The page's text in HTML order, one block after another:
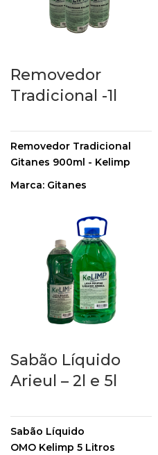
nas suas tarefas mais difíceis
por toda a casa.
dar brilho para suas louças e
utensílios de cozinha.
Removedor
Tradicional -1l
Removedor Tradicional
Gitanes 900ml - Kelimp
Marca: Gitanes
O Removedor Kelimp é para
limpeza em geral, ele atua
na remoção de manchas de
gorduras em roupas, pisos,
carpetes, tapetes, cortinas e
estofados.
limpeza que faltava na sua
casa!
Sabão Líquido
Arieul – 2l e 5l
Sabão Líquido
OMO Kelimp 5 Litros